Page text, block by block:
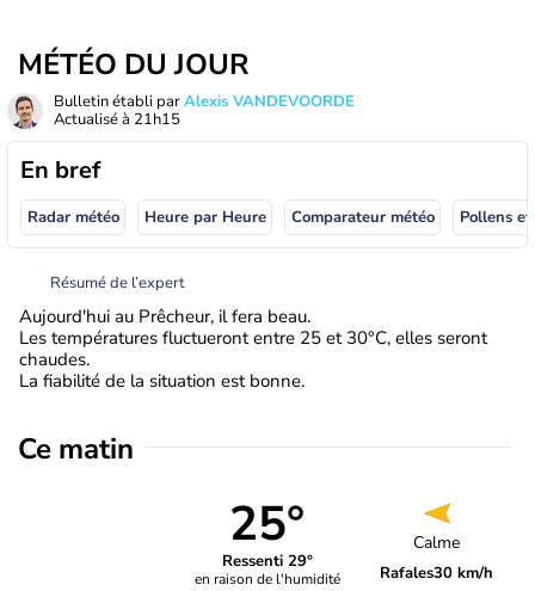
MÉTÉO DU JOUR
Bulletin établi parAlexis VANDEVOORDE
Actualisé à 21h15
En bref
Radar météo Heure par Heure Comparateur météo Pollens
Résumé de l’expert
Aujourd'hui au Prêcheur, il fera beau.
Les températures fluctueront entre 25 et 30°C, elles seront
chaudes.
La fiabilité de la situation est bonne.
Ce matin
25°
Ressenti 29°
en raison de l'humidité
Calme
Rafales30 km/h